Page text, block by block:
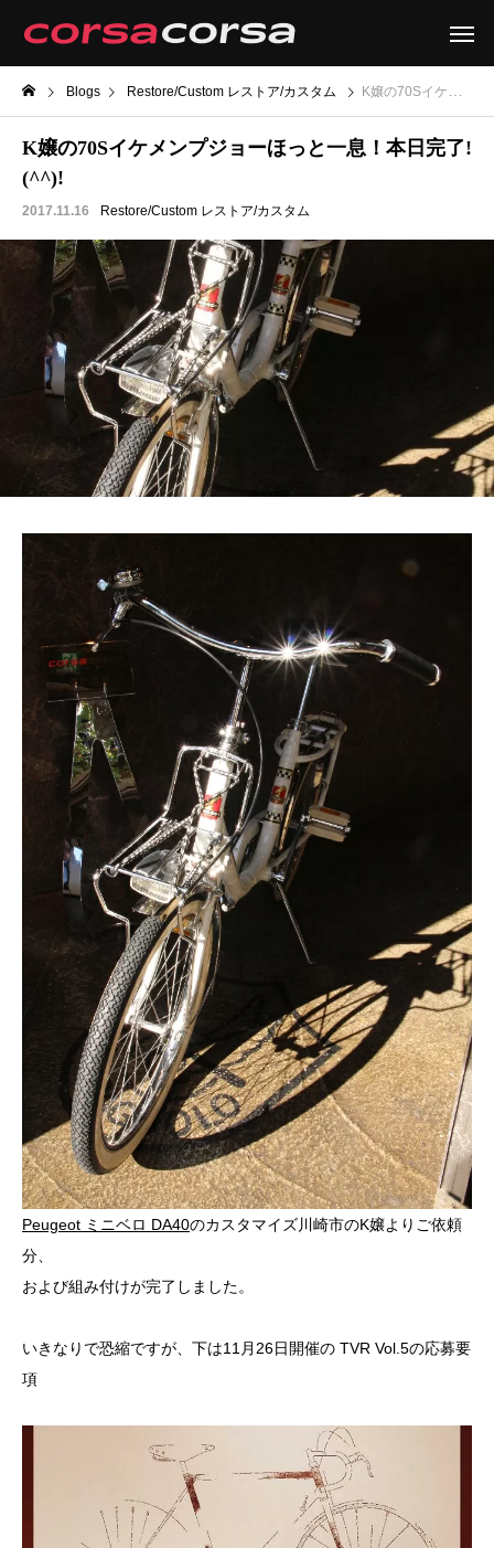
Blogs Restore/Custom レストア/カスタム K嬢の70Sイケメンプジョーほっと一息！本日完了!(^^)!
K嬢の70Sイケメンプジョーほっと一息！本日完了!
(^^)!
2017.11.16 Restore/Custom レストア/カスタム
Peugeot ミニベロ DA40のカスタマイズ川崎市のK嬢よりご依頼
分、
および組み付けが完了しました。
いきなりで恐縮ですが、下は11月26日開催の TVR Vol.5の応募要
項